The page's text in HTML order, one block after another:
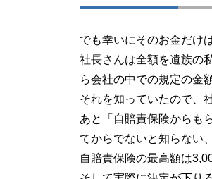
でも幸いにそのお金だけ
社長さんは全額を遺族の
ら会社の中での規定の金
それを知っていたので、
あと「自賠責保険からも
てからでないと知らない
自賠責保険の最高額は